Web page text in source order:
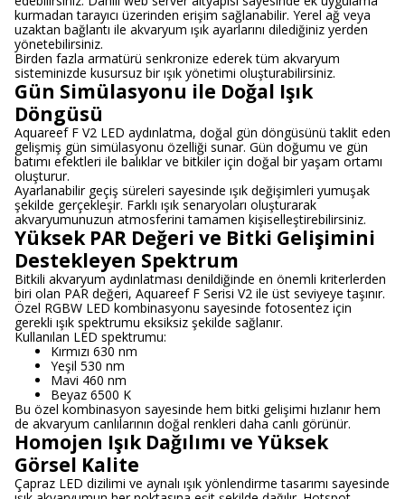
kurmadan tarayıcı üzerinden erişim sağlanabilir. Yerel ağ veya
uzaktan bağlantı ile akvaryum ışık ayarlarını dilediğiniz yerden
yönetebilirsiniz.
Birden fazla armatürü senkronize ederek tüm akvaryum
sisteminizde kusursuz bir ışık yönetimi oluşturabilirsiniz.
Gün Simülasyonu ile Doğal Işık
Döngüsü
Aquareef F V2 LED aydınlatma, doğal gün döngüsünü taklit eden
gelişmiş gün simülasyonu özelliği sunar. Gün doğumu ve gün
batımı efektleri ile balıklar ve bitkiler için doğal bir yaşam ortamı
oluşturur.
Ayarlanabilir geçiş süreleri sayesinde ışık değişimleri yumuşak
şekilde gerçekleşir. Farklı ışık senaryoları oluşturarak
akvaryumunuzun atmosferini tamamen kişiselleştirebilirsiniz.
Yüksek PAR Değeri ve Bitki Gelişimini
Destekleyen Spektrum
Bitkili akvaryum aydınlatması denildiğinde en önemli kriterlerden
biri olan PAR değeri, Aquareef F Serisi V2 ile üst seviyeye taşınır.
Özel RGBW LED kombinasyonu sayesinde fotosentez için
gerekli ışık spektrumu eksiksiz şekilde sağlanır.
Kullanılan LED spektrumu:
Kırmızı 630 nm
Yeşil 530 nm
Mavi 460 nm
Beyaz 6500 K
Bu özel kombinasyon sayesinde hem bitki gelişimi hızlanır hem
de akvaryum canlılarının doğal renkleri daha canlı görünür.
Homojen Işık Dağılımı ve Yüksek
Görsel Kalite
Çapraz LED dizilimi ve aynalı ışık yönlendirme tasarımı sayesinde